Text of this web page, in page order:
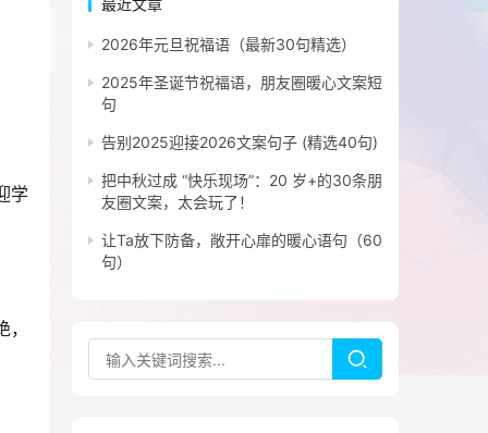
学
最近文章
2026年元旦祝福语（最新30句精选）
2025年圣诞节祝福语，朋友圈暖心文案短
句
告别2025迎接2026文案句子 (精选40句)
把中秋过成 “快乐现场”：20 岁+的30条朋
友圈文案，太会玩了！
让Ta放下防备，敞开心扉的暖心语句（60
句）